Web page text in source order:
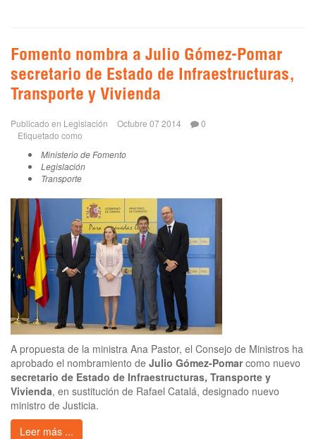
Fomento nombra a Julio Gómez-Pomar
secretario de Estado de Infraestructuras,
Transporte y Vivienda
Publicado en Legislación Octubre 07 2014
0
Etiquetado como
Ministerio de Fomento
Legislación
Transporte
A propuesta de la ministra Ana Pastor, el Consejo de Ministros ha
aprobado el nombramiento de Julio Gómez-Pomarcomo nuevo
secretario de Estado de Infraestructuras, Transporte y
Vivienda, en sustitución de Rafael Catalá, designado nuevo
ministro de Justicia.
Leer más ...